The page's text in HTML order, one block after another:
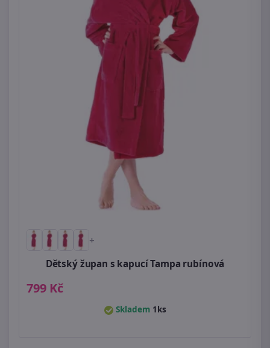
+
Dětský župan s kapucí Tampa rubínová
799 Kč
Skladem 1ks